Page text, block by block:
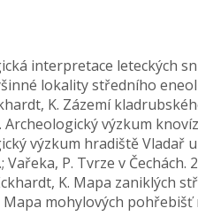
interpretace leteckých
lokality středního
K. Zázemí
Archeologický výzkum
výzkum hradiště Vladař
Vařeka, P. Tvrze v Čechách.
K. Mapa zaniklých
Mapa mohylových pohřebišť